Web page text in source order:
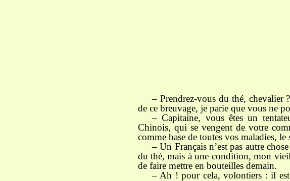
– Prendrez-vous du thé, chevalier
de ce breuvage, je parie que vous ne
– Capitaine, vous êtes un
Chinois, qui se vengent de votre
comme base de toutes vos maladies, le
– Un Français n’est pas autre
du thé, mais à une condition, mon
de faire mettre en bouteilles demain.
– Ah ! pour cela, volontiers : il